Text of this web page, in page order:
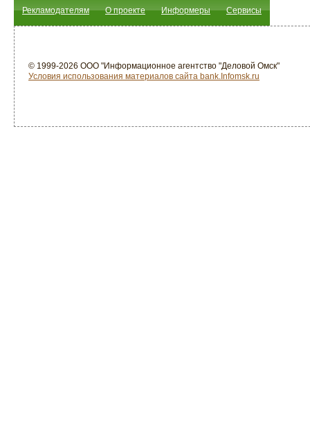
Рекламодателям О проекте Информеры Сервисы
© 1999-2026 ООО "Информационное агентство "Деловой Омск"
Условия использования материалов сайта bank.Infomsk.ru